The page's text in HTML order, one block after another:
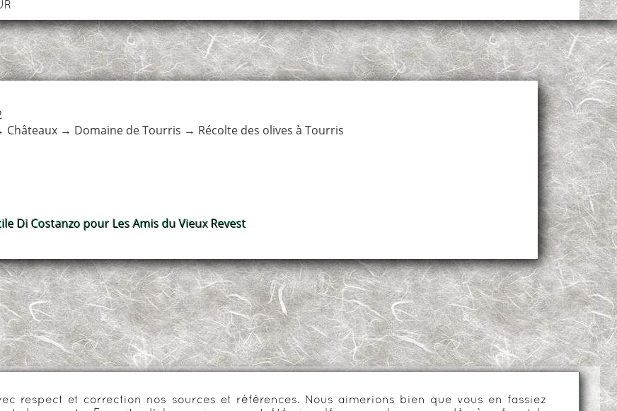
Châteaux → Domaine de Tourris → Récolte des olives à Tourris
Di Costanzo pour Les Amis du Vieux Revest
respect et correction nos sources et références. Nous aimerions bien que vous en fassiez